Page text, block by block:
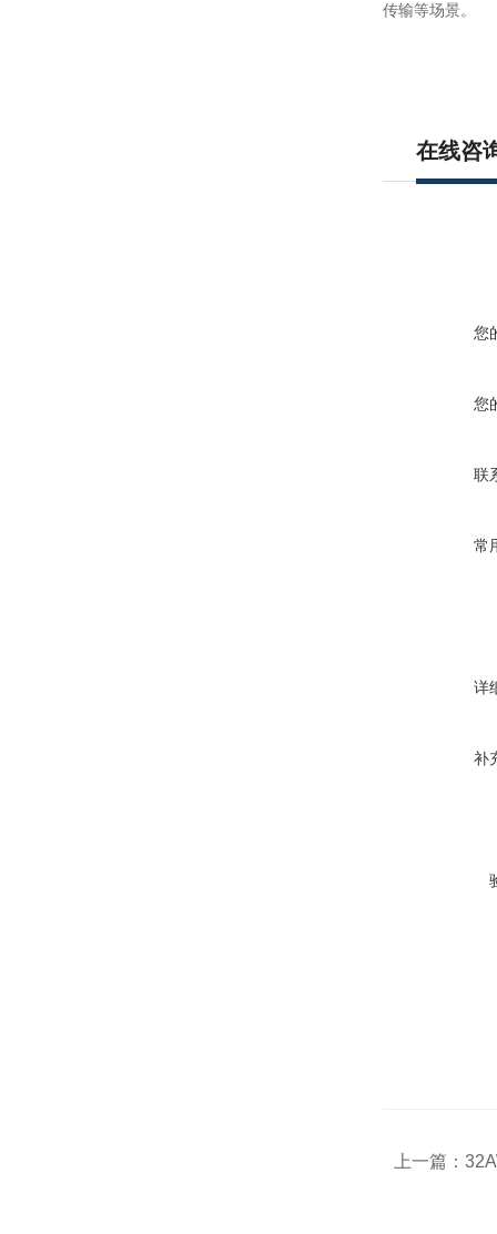
传输等场景。
在线咨
您
您
联
常
详
补
上一篇：